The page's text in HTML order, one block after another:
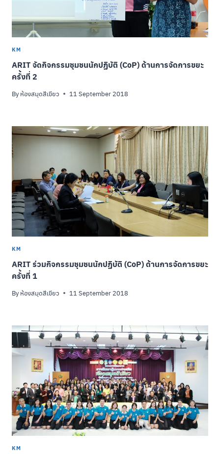
KM
ARIT จัดกิจกรรมชุมชนนักปฏิบัติ (CoP) ด้านการจัดการขยะ
ครั้งที่ 2
By ห้องสมุดสีเขียว 11 September 2018
KM
ARIT ร่วมกิจกรรมชุมชนนักปฏิบัติ (CoP) ด้านการจัดการขยะ
ครั้งที่ 1
By ห้องสมุดสีเขียว 11 September 2018
KM